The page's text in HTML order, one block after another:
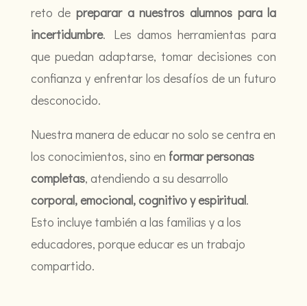
reto depreparar a nuestros alumnos para la
incertidumbre. Les damos herramientas para
que puedan adaptarse, tomar decisiones con
confianza y enfrentar los desafíos de un futuro
desconocido.
Nuestra manera de educar no solo se centra en
los conocimientos, sino en formar personas
completas, atendiendo a su desarrollo
corporal, emocional, cognitivo y espiritual.
Esto incluye también a las familias y a los
educadores, porque educar es un trabajo
compartido.